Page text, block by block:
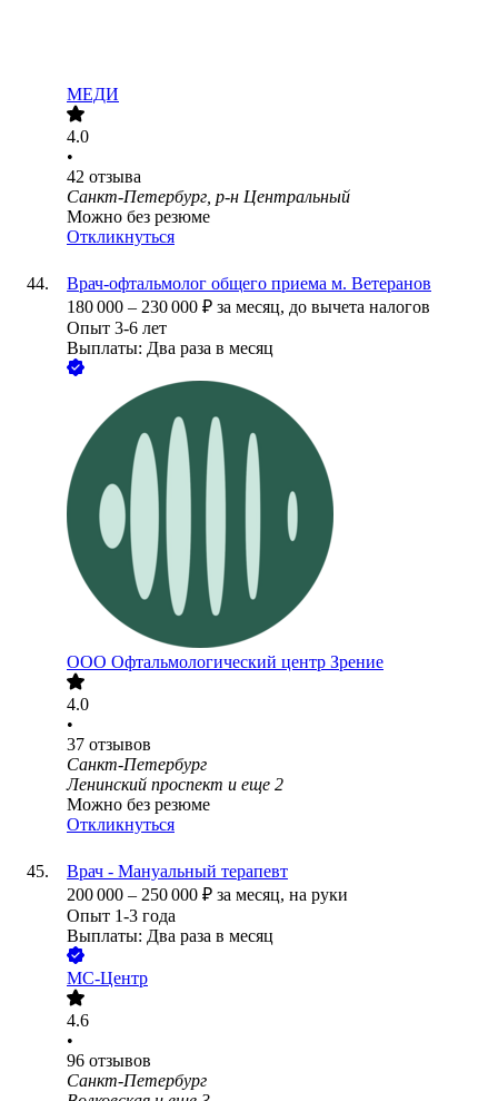
МЕДИ
4.0
•
42 отзыва
Санкт-Петербург, р-н Центральный
Можно без резюме
Откликнуться
Врач-офтальмолог общего приема м. Ветеранов
180 000 – 230 000 ₽ за месяц, до вычета налогов
Опыт 3-6 лет
Выплаты: Два раза в месяц
ООО Офтальмологический центр Зрение
4.0
•
37 отзывов
Санкт-Петербург
Ленинский проспект и еще 2
Можно без резюме
Откликнуться
Врач - Мануальный терапевт
200 000 – 250 000 ₽ за месяц, на руки
Опыт 1-3 года
Выплаты: Два раза в месяц
МС-Центр
4.6
•
96 отзывов
Санкт-Петербург